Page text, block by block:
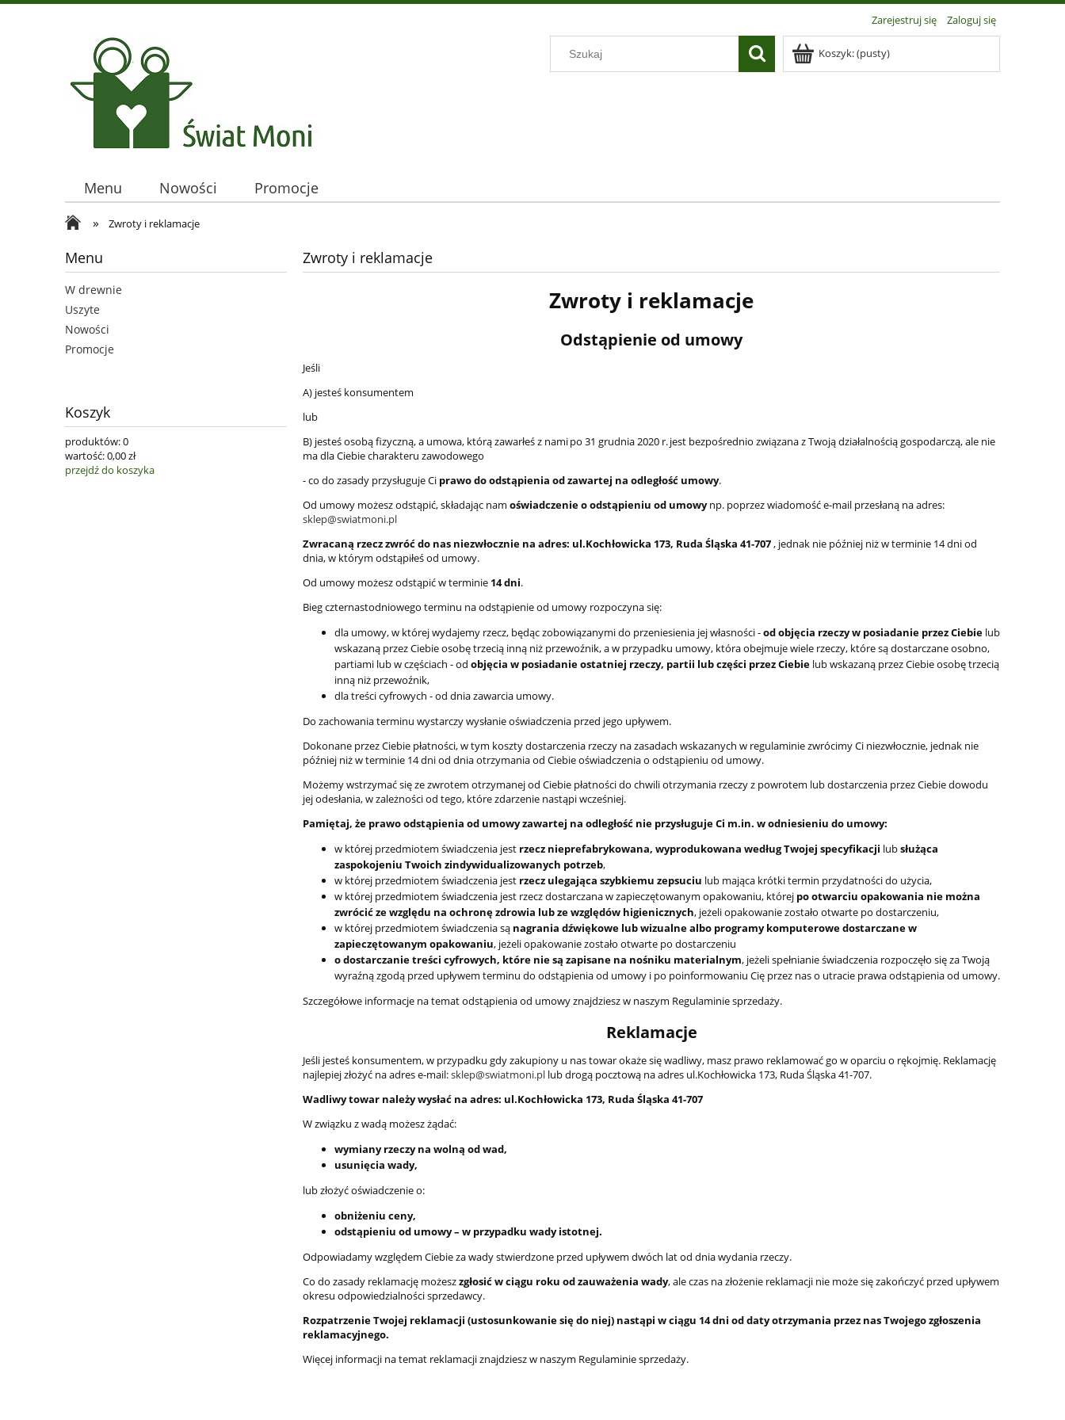
Zarejestruj się Zaloguj się
Koszyk:(pusty)
Menu Nowości Promocje
» Zwroty i reklamacje
Menu
W drewnie
Uszyte
Nowości
Promocje
Koszyk
produktów:0
wartość:0,00 zł
przejdź do koszyka
Zwroty i reklamacje
Zwroty i reklamacje
Odstąpienie od umowy
Jeśli
A) jesteś konsumentem
lub
B) jesteś osobą fizyczną, a umowa, którą zawarłeś z nami po 31 grudnia 2020 r. jest bezpośrednio związana z Twoją działalnością gospodarczą, ale nie
ma dla Ciebie charakteru zawodowego
- co do zasady przysługuje Ci prawo do odstąpienia od zawartej na odległość umowy.
Od umowy możesz odstąpić, składając nam oświadczenie o odstąpieniu od umowynp. poprzez wiadomość e-mail przesłaną na adres:
sklep@swiatmoni.pl
Zwracaną rzecz zwróć do nas niezwłocznie na adres: ul.Kochłowicka 173, Ruda Śląska 41-707, jednak nie później niż w terminie 14 dni od
dnia, w którym odstąpiłeś od umowy.
Od umowy możesz odstąpić w terminie 14 dni.
Bieg czternastodniowego terminu na odstąpienie od umowy rozpoczyna się:
dla umowy, w której wydajemy rzecz, będąc zobowiązanymi do przeniesienia jej własności -od objęcia rzeczy w posiadanie przez Ciebie lub
wskazaną przez Ciebie osobę trzecią inną niż przewoźnik, a w przypadku umowy, która obejmuje wiele rzeczy, które są dostarczane osobno,
partiami lub w częściach - od objęcia w posiadanie ostatniej rzeczy, partii lub części przez Ciebie lub wskazaną przez Ciebie osobę trzecią
inną niż przewoźnik,
dla treści cyfrowych - od dnia zawarcia umowy.
Do zachowania terminu wystarczy wysłanie oświadczenia przed jego upływem.
Dokonane przez Ciebie płatności, w tym koszty dostarczenia rzeczy na zasadach wskazanych w regulaminie zwrócimy Ci niezwłocznie, jednak nie
później niż w terminie 14 dni od dnia otrzymania od Ciebie oświadczenia o odstąpieniu od umowy.
Możemy wstrzymać się ze zwrotem otrzymanej od Ciebie płatności do chwili otrzymania rzeczy z powrotem lub dostarczenia przez Ciebie dowodu
jej odesłania, w zależności od tego, które zdarzenie nastąpi wcześniej.
Pamiętaj, że prawo odstąpienia od umowy zawartej na odległość nie przysługuje Ci m.in. w odniesieniu do umowy:
w której przedmiotem świadczenia jest rzecz nieprefabrykowana, wyprodukowana według Twojej specyfikacji lubsłużąca
zaspokojeniu Twoich zindywidualizowanych potrzeb,
w której przedmiotem świadczenia jest rzecz ulegająca szybkiemu zepsuciu lub mająca krótki termin przydatności do użycia,
w której przedmiotem świadczenia jest rzecz dostarczana w zapieczętowanym opakowaniu, której po otwarciu opakowania nie można
zwrócić ze względu na ochronę zdrowia lub ze względów higienicznych, jeżeli opakowanie zostało otwarte po dostarczeniu,
w której przedmiotem świadczenia są nagrania dźwiękowe lub wizualne albo programy komputerowe dostarczane w
zapieczętowanym opakowaniu, jeżeli opakowanie zostało otwarte po dostarczeniu
o dostarczanie treści cyfrowych, które nie są zapisane na nośniku materialnym, jeżeli spełnianie świadczenia rozpoczęło się za Twoją
wyraźną zgodą przed upływem terminu do odstąpienia od umowy i po poinformowaniu Cię przez nas o utracie prawa odstąpienia od umowy.
Szczegółowe informacje na temat odstąpienia od umowy znajdziesz w naszym Regulaminie sprzedaży.
Reklamacje
Jeśli jesteś konsumentem, w przypadku gdy zakupiony u nas towar okaże się wadliwy, masz prawo reklamować go w oparciu o rękojmię. Reklamację
najlepiej złożyć na adres e-mail:sklep@swiatmoni.pl lub drogą pocztową na adres ul.Kochłowicka 173, Ruda Śląska 41-707.
Wadliwy towar należy wysłać na adres: ul.Kochłowicka 173, Ruda Śląska 41-707
W związku z wadą możesz żądać:
wymiany rzeczy na wolną od wad,
usunięcia wady,
lub złożyć oświadczenie o:
obniżeniu ceny,
odstąpieniu od umowy – w przypadku wady istotnej.
Odpowiadamy względem Ciebie za wady stwierdzone przed upływem dwóch lat od dnia wydania rzeczy.
Co do zasady reklamację możeszzgłosić w ciągu roku od zauważenia wady, ale czas na złożenie reklamacji nie może się zakończyć przed upływem
okresu odpowiedzialności sprzedawcy.
Rozpatrzenie Twojej reklamacji (ustosunkowanie się do niej) nastąpi w ciągu 14 dni od daty otrzymania przez nas Twojego zgłoszenia
reklamacyjnego.
Więcej informacji na temat reklamacji znajdziesz w naszym Regulaminie sprzedaży.